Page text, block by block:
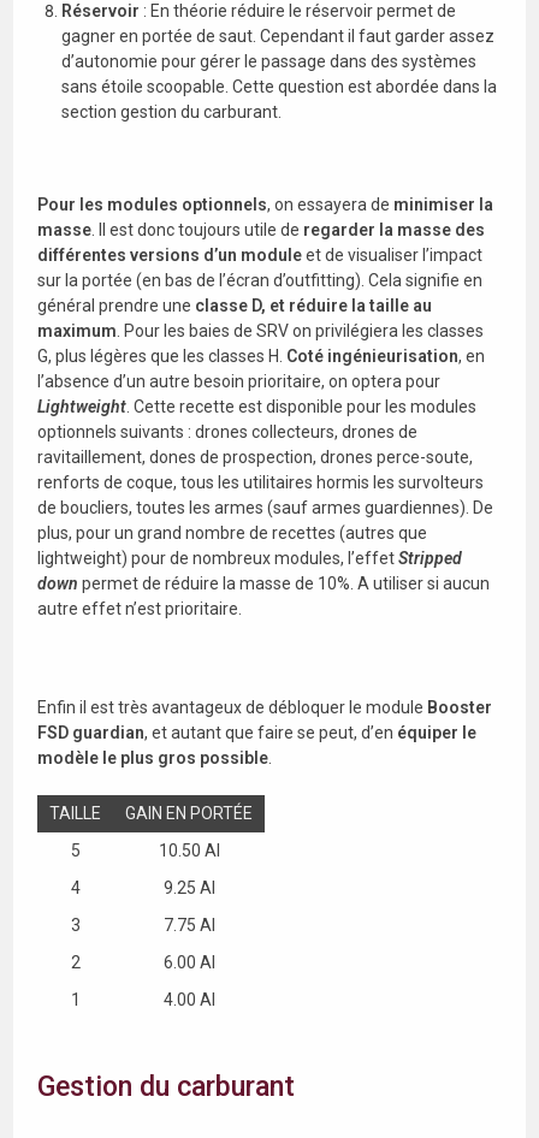
Réservoir : En théorie réduire le réservoir permet de
gagner en portée de saut. Cependant il faut garder assez
d’autonomie pour gérer le passage dans des systèmes
sans étoile scoopable. Cette question est abordée dans la
section gestion du carburant.
Pour les modules optionnels, on essayera de minimiser la
masse . Il est donc toujours utile de regarder la masse des
différentes versions d’un moduleet de visualiser l’impact
sur la portée (en bas de l’écran d’outfitting). Cela signifie en
général prendre une classe D, et réduire la taille au
maximum . Pour les baies de SRV on privilégiera les classes
G, plus légères que les classes H. Coté ingénieurisation, en
l’absence d’un autre besoin prioritaire, on optera pour
Lightweight . Cette recette est disponible pour les modules
optionnels suivants : drones collecteurs, drones de
ravitaillement, dones de prospection, drones perce-soute,
renforts de coque, tous les utilitaires hormis les survolteurs
de boucliers, toutes les armes (sauf armes guardiennes). De
plus, pour un grand nombre de recettes (autres que
lightweight) pour de nombreux modules, l’effetStripped
down permet de réduire la masse de 10%. A utiliser si aucun
autre effet n’est prioritaire.
Enfin il est très avantageux de débloquer le module Booster
FSD guardian, et autant que faire se peut, d’en équiper le
modèle le plus gros possible
TAILLE
GAIN EN PORTÉE
5
10.50 Al
4
9.25 Al
3
7.75 Al
2
6.00 Al
1
4.00 Al
Gestion du carburant